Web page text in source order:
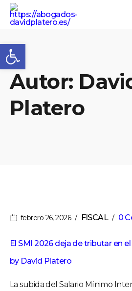
Autor:
Platero
febrero 26, 2026 FISCAL 0
El SMI 2026 deja de tributar en el
by David Platero
La subida del Salario Mínimo
Abrir barra de herramientas